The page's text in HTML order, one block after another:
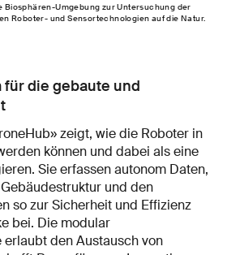
Biosphären-Umgebung zur Untersuchung der
Roboter- und Sensortechnologien auf die Natur.
für die gebaute und
zeigt, wie die Roboter in
können und dabei als eine
Sie erfassen autonom Daten,
und den
so zur Sicherheit und Effizienz
bei. Die modular
den Austausch von